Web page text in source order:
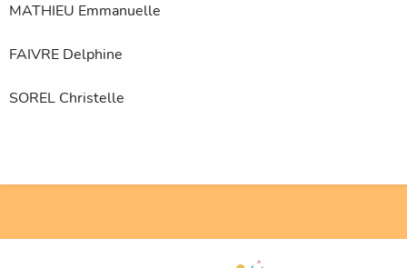
MATHIEU Emmanuelle
FAIVRE Delphine
SOREL Christelle